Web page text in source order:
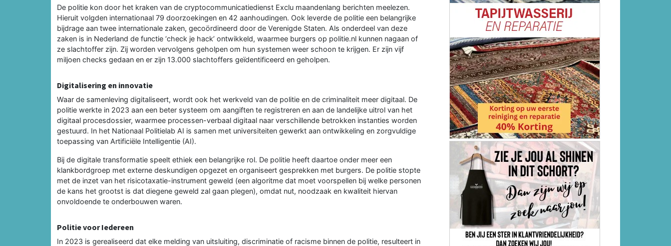
De politie kon door het kraken van de cryptocommunicatiedienst Exclu maandenlang berichten meelezen.
Hieruit volgden internationaal 79 doorzoekingen en 42 aanhoudingen. Ook leverde de politie een belangrijke
bijdrage aan twee internationale zaken, gecoördineerd door de Verenigde Staten. Als onderdeel van deze
zaken is in Nederland de functie ‘check je hack’ ontwikkeld, waarmee burgers op politie.nl kunnen nagaan of
ze slachtoffer zijn. Zij worden vervolgens geholpen om hun systemen weer schoon te krijgen. Er zijn vijf
miljoen checks gedaan en er zijn 13.000 slachtoffers geïdentificeerd en geholpen.
Digitalisering en innovatie
Waar de samenleving digitaliseert, wordt ook het werkveld van de politie en de criminaliteit meer digitaal. De
politie werkte in 2023 aan een beter systeem om aangiften te registreren en aan de landelijke uitrol van het
digitaal procesdossier, waarmee processen-verbaal digitaal naar verschillende betrokken instanties worden
gestuurd. In het Nationaal Politielab AI is samen met universiteiten gewerkt aan ontwikkeling en zorgvuldige
toepassing van Artificiële Intelligentie (AI).
Bij de digitale transformatie speelt ethiek een belangrijke rol. De politie heeft daartoe onder meer een
klankbordgroep met externe deskundigen opgezet en organiseert gesprekken met burgers. De politie stopte
met de inzet van het risicotaxatie-instrument geweld (een algoritme dat moet voorspellen bij welke personen
de kans het grootst is dat diegene geweld zal gaan plegen), omdat nut, noodzaak en kwaliteit hiervan
onvoldoende te onderbouwen waren.
Politie voor Iedereen
In 2023 is gerealiseerd dat elke melding van uitsluiting, discriminatie of racisme binnen de politie, resulteert in